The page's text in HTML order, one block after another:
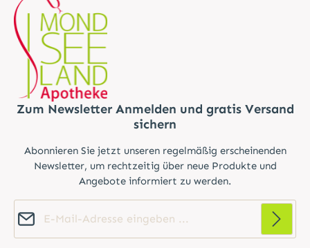
Zum Newsletter Anmelden und gratis Versand
sichern
Abonnieren Sie jetzt unseren regelmäßig erscheinenden
Newsletter, um rechtzeitig über neue Produkte und
Angebote informiert zu werden.